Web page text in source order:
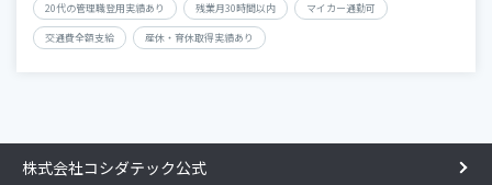
20代の管理職登用実績あり 残業月30時間以内 マイカー通勤可
交通費全額支給 産休・育休取得実績あり
株式会社コシダテック公式